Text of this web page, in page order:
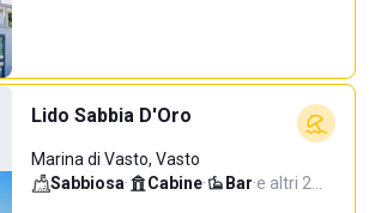
Lido Sabbia D'Oro
Marina di Vasto, Vasto
Sabbiosa· Cabine· Bar·e altri 2…